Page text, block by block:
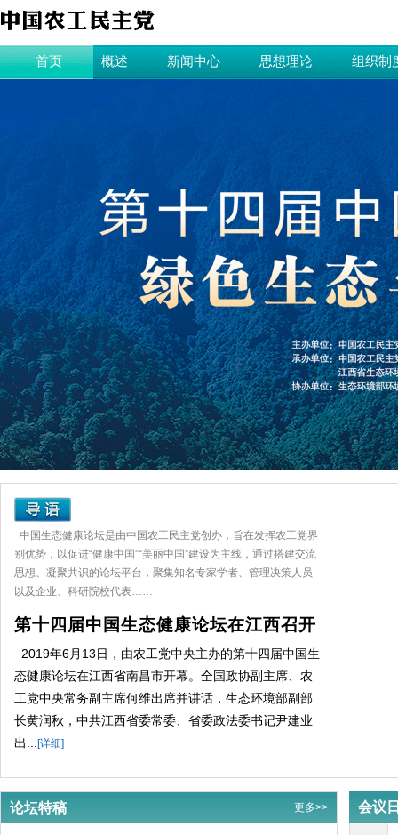
首页 概述 新闻中心 思想理论 组织制
中国生态健康论坛是由中国农工民主党创办，旨在发挥农工党界
别优势，以促进“健康中国”“美丽中国”建设为主线，通过搭建交流
思想、凝聚共识的论坛平台，聚集知名专家学者、管理决策人员
以及企业、科研院校代表……
第十四届中国生态健康论坛在江西召开
2019年6月13日，由农工党中央主办的第十四届中国生
态健康论坛在江西省南昌市开幕。全国政协副主席、农
工党中央常务副主席何维出席并讲话，生态环境部副部
长黄润秋，中共江西省委常委、省委政法委书记尹建业
出...
[详细]
论坛特稿 更多>> 会议